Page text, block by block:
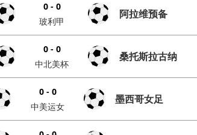
0 - 0
玻利甲
阿拉维预备
0 - 0
中北美杯
桑托斯拉古纳
0 - 0
中美运女
墨西哥女足